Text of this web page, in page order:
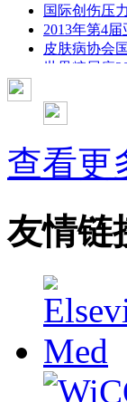
国际创伤压
2013年第4
皮肤病协会
世界糖尿病
彭晓霞---诊
武姗姗---累
孙凤---
杨智荣---
杨祖耀---疾
查看更
友情链